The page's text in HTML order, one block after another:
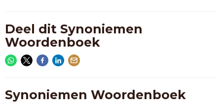
Deel dit Synoniemen
Woordenboek
Synoniemen Woordenboek